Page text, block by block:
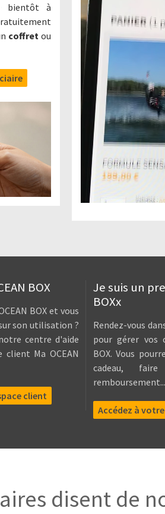
bientôt à
coffret ou
BOX
BOX et vous
son utilisation ?
centre d'aide
Ma OCEAN
client
Je suis un
BOXx
Rendez-vous
pour gérer vos
BOX. Vous
cadeau,
remboursement...
Accédez à
disent de